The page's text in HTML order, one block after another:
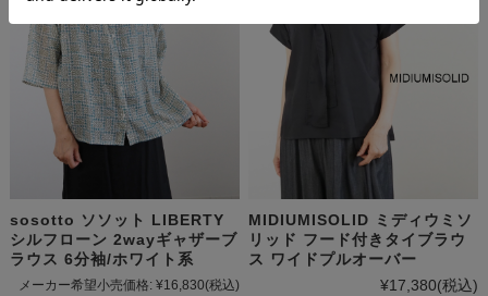
sosotto ソソット LIBERTY
シルフローン 2wayギャザーブ
ラウス 6分袖/ホワイト系
メーカー希望小売価格: ¥16,830(税込)
MIDIUMISOLID ミディウミソ
リッド フード付きタイブラウ
ス ワイドプルオーバー
¥17,380(税込)